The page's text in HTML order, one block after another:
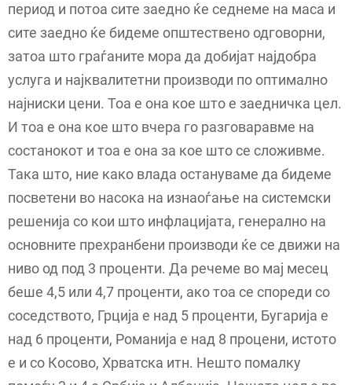
период и потоа сите заедно ќе седнеме на маса и
сите заедно ќе бидеме општествено одговорни,
затоа што граѓаните мора да добијат најдобра
услуга и најквалитетни производи по оптимално
најниски цени. Тоа е она кое што е заедничка цел.
И тоа е она кое што вчера го разговаравме на
состанокот и тоа е она за кое што се сложивме.
Така што, ние како влада остануваме да бидеме
посветени во насока на изнаоѓање на системски
решенија со кои што инфлацијата, генерално на
основните прехранбени производи ќе се движи на
ниво од под 3 проценти. Да речеме во мај месец
беше 4,5 или 4,7 проценти, ако тоа се спореди со
соседството, Грција е над 5 проценти, Бугарија е
над 6 проценти, Романија е над 8 процени, истото
е и со Косово, Хрватска итн. Нешто помалку